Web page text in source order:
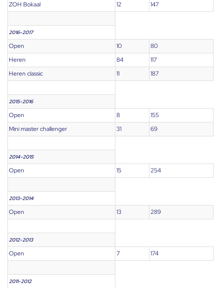
ZOH Bokaal 12 147
2016-2017
Open 10
80
Heren
84
117
Heren classic
11 187
2015-2016
Open 8
155
Mini master challenger
31 69
2014-2015
Open 15 254
2013-2014
Open 13 289
2012-2013
Open 7 174
2011-2012